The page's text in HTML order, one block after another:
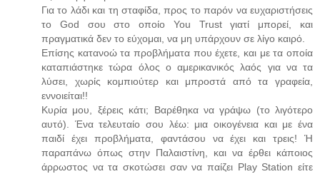
Για το λάδι και τη σταφίδα, προς το παρόν να ευχαριστήσεις
το God σου στο οποίο You Trust γιατί μπορεί, και
πραγματικά δεν το εύχομαι, να μη υπάρχουν σε λίγο καιρό.
Επίσης κατανοώ τα προβλήματα που έχετε, και με τα οποία
καταπιάστηκε τώρα όλος ο αμερικανικός λαός για να τα
λύσει, χωρίς κομπιούτερ και μπροστά από τα γραφεία,
εννοιείται!!
Κυρία μου, ξέρεις κάτι; Βαρέθηκα να γράψω (το λιγότερο
αυτό). Ένα τελευταίο σου λέω: μια οικογένεια και με ένα
παιδί έχει προβλήματα, φαντάσου να έχει και τρεις! Ή
παραπάνω όπως στην Παλαιστίνη, και να έρθει κάποιος
άρρωστος να τα σκοτώσει σαν να παίζει Play Station είτε